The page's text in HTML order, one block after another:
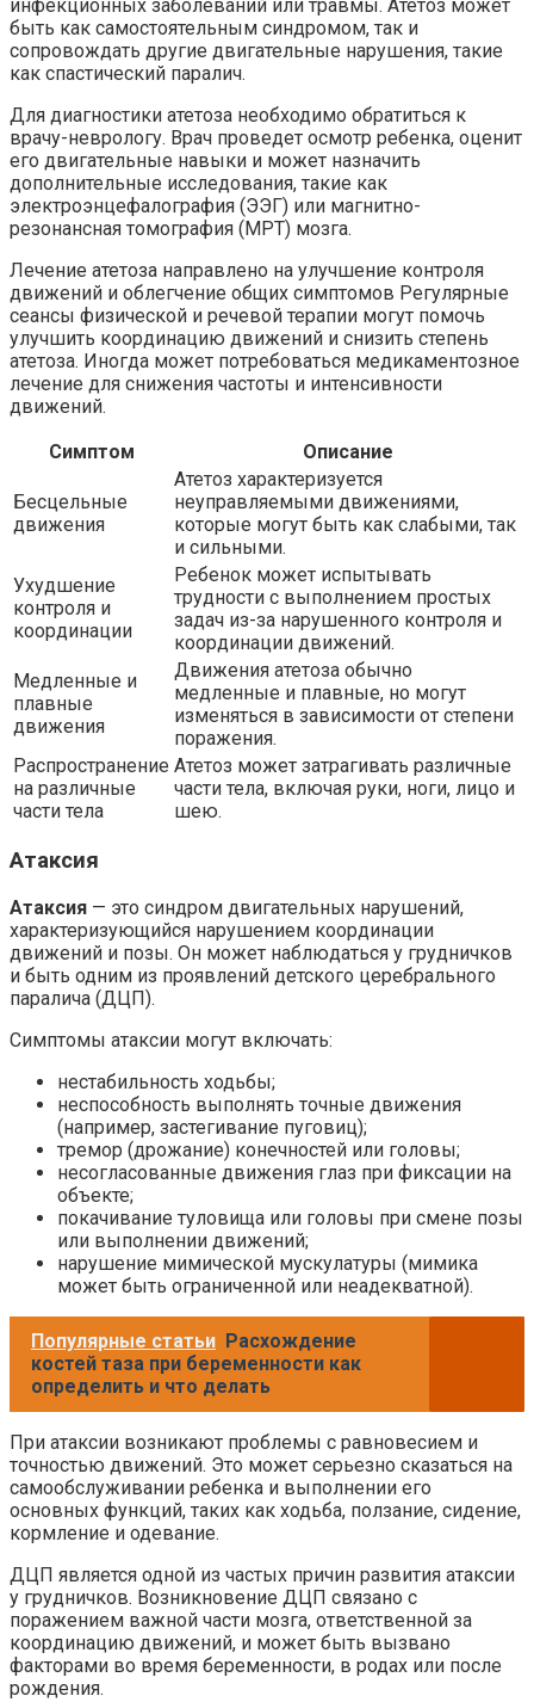
инфекционных заболеваний или травмы. Атетоз может
быть как самостоятельным синдромом, так и
сопровождать другие двигательные нарушения, такие
как спастический паралич.
Для диагностики атетоза необходимо обратиться к
врачу-неврологу. Врач проведет осмотр ребенка, оценит
его двигательные навыки и может назначить
дополнительные исследования, такие как
электроэнцефалография (ЭЭГ) или магнитно-
резонансная томография (МРТ) мозга.
Лечение атетоза направлено на улучшение контроля
движений и облегчение общих симптомов Регулярные
сеансы физической и речевой терапии могут помочь
улучшить координацию движений и снизить степень
атетоза. Иногда может потребоваться медикаментозное
лечение для снижения частоты и интенсивности
движений.
Симптом
Описание
Бесцельные
движения
Атетоз характеризуется
неуправляемыми движениями,
которые могут быть как слабыми, так
и сильными.
Ухудшение
контроля и
координации
Ребенок может испытывать
трудности с выполнением простых
задач из-за нарушенного контроля и
координации движений.
Медленные и
плавные
движения
Движения атетоза обычно
медленные и плавные, но могут
изменяться в зависимости от степени
поражения.
Распространение
на различные
части тела
Атетоз может затрагивать различные
части тела, включая руки, ноги, лицо и
шею.
Атаксия
Атаксия — это синдром двигательных нарушений,
характеризующийся нарушением координации
движений и позы. Он может наблюдаться у грудничков
и быть одним из проявлений детского церебрального
паралича (ДЦП).
Симптомы атаксии могут включать:
нестабильность ходьбы;
неспособность выполнять точные движения
(например, застегивание пуговиц);
тремор (дрожание) конечностей или головы;
несогласованные движения глаз при фиксации на
объекте;
покачивание туловища или головы при смене позы
или выполнении движений;
нарушение мимической мускулатуры (мимика
может быть ограниченной или неадекватной).
Популярные статьи Расхождение
костей таза при беременности как
определить и что делать
При атаксии возникают проблемы с равновесием и
точностью движений. Это может серьезно сказаться на
самообслуживании ребенка и выполнении его
основных функций, таких как ходьба, ползание, сидение,
кормление и одевание.
ДЦП является одной из частых причин развития атаксии
у грудничков. Возникновение ДЦП связано с
поражением важной части мозга, ответственной за
координацию движений, и может быть вызвано
факторами во время беременности, в родах или после
рождения.